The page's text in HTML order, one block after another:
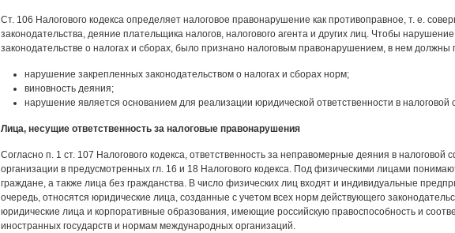
Ст. 106 Налогового кодекса определяет налоговое правонарушение как противоправное, т. е.
законодательства, деяние плательщика налогов, налогового агента и других лиц. Чтобы
законодательстве о налогах и сборах, было признано налоговым правонарушением, в нем должны
нарушение закрепленных законодательством о налогах и сборах норм;
виновность деяния;
нарушение является основанием для реализации юридической ответственности в налоговой
Лица, несущие ответственность за налоговые правонарушения
Согласно п. 1 ст. 107 Налогового кодекса, ответственность за неправомерные деяния в налоговой
организации в предусмотренных гл. 16 и 18 Налогового кодекса. Под физическими лицами
граждане, а также лица без гражданства. В число физических лиц входят и индивидуальные
очередь, относятся юридические лица, созданные с учетом всех норм действующего
юридические лица и корпоративные образования, имеющие российскую правоспособность и
иностранных государств и нормам международных организаций.